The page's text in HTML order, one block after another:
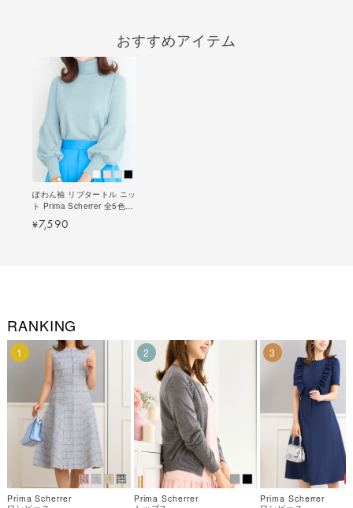
おすすめアイテム
ぽわん袖 リブタートル ニッ
ト Prima Scherrer 全5色｜
¥7,590
RANKING
1
Prima Scherrer
2
Prima Scherrer
3
Prima Scherrer